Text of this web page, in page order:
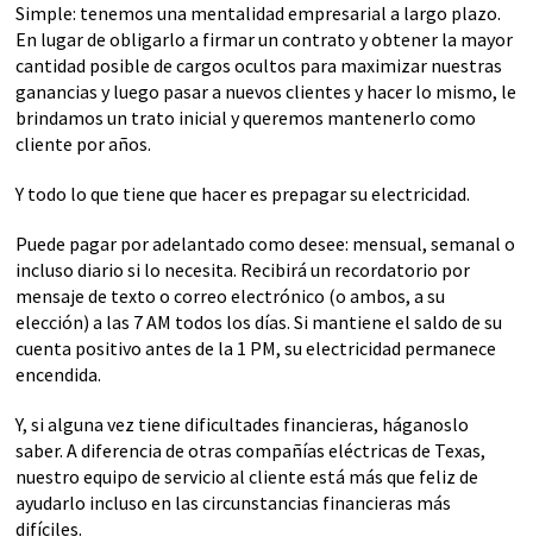
Simple: tenemos una mentalidad empresarial a largo plazo.
En lugar de obligarlo a firmar un contrato y obtener la mayor
cantidad posible de cargos ocultos para maximizar nuestras
ganancias y luego pasar a nuevos clientes y hacer lo mismo, le
brindamos un trato inicial y queremos mantenerlo como
cliente por años.
Y todo lo que tiene que hacer es prepagar su electricidad.
Puede pagar por adelantado como desee: mensual, semanal o
incluso diario si lo necesita. Recibirá un recordatorio por
mensaje de texto o correo electrónico (o ambos, a su
elección) a las 7 AM todos los días. Si mantiene el saldo de su
cuenta positivo antes de la 1 PM, su electricidad permanece
encendida.
Y, si alguna vez tiene dificultades financieras, háganoslo
saber. A diferencia de otras compañías eléctricas de Texas,
nuestro equipo de servicio al cliente está más que feliz de
ayudarlo incluso en las circunstancias financieras más
difíciles.